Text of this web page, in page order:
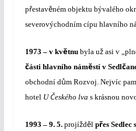
přestavěném objektu bývalého
severovýchodním cípu hlavního
1973 – v květnubyla užasi v
části hlavního náměstí v Sedlč
obchodní dům Rozvoj. Nejvíc pam
hotel U Českého lva s krásnou
1993 – 9. 5. projížděl přes Sedlec